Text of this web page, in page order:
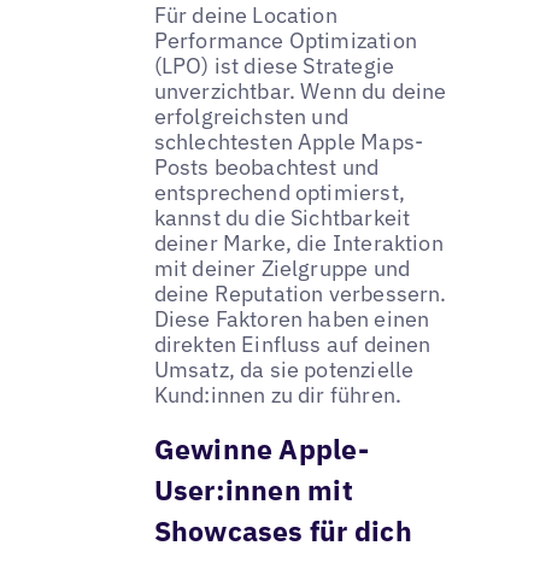
Für deine Location
Performance Optimization
(LPO) ist diese Strategie
unverzichtbar. Wenn du deine
erfolgreichsten und
schlechtesten Apple Maps-
Posts beobachtest und
entsprechend optimierst,
kannst du die Sichtbarkeit
deiner Marke, die Interaktion
mit deiner Zielgruppe und
deine Reputation verbessern.
Diese Faktoren haben einen
direkten Einfluss auf deinen
Umsatz, da sie potenzielle
Kund:innen zu dir führen.
Gewinne Apple-
User:innen mit
Showcases für dich